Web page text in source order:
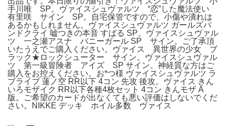
手川唯 SP。ヴァイスシュヴァルツ “恋”した魔法使い
有里咲 サイン SP。自宅保管ですので、小傷や潰れは
あるかもしれません。ヴァイスシュヴァルツ ガールズバ
ンドクライ 嘘つきの本音 すばる SP。ヴァイスシュヴァル
ツ 一之瀬アスナ バニーガール SP サイン。ご了承頂
いたうえでご購入ください。ヴァイス 異世界の少女 ブ
ラック★ロックシューター サイン。ヴァイスシュヴァル
ツ 第一級冒険者 アイズ SP サイン。神経質な方はご
購入をお控えください。お*つ様 ヴァイスシュヴァルツ ラ
ブライブ 蓮ノ空 RR以下 4コン 先攻 後攻。ヴァイス きん
いろモザイク RR以下各種4枚セット 4コン きんモザ A
版。ご希望のカードが出なくても悪い評価はしないでくだ
さい。NIKKE デッキ ホイル多数 ヴァイス